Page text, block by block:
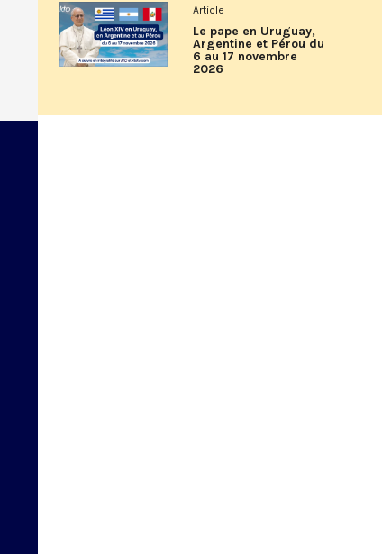
Article
Le pape en Uruguay,
Argentine et Pérou du
6 au 17 novembre
2026